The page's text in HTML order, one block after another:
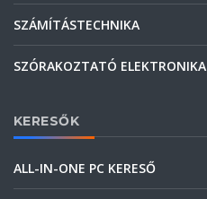
SZÁMÍTÁSTECHNIKA
SZÓRAKOZTATÓ ELEKTRONIKA
KERESŐK
ALL-IN-ONE PC KERESŐ